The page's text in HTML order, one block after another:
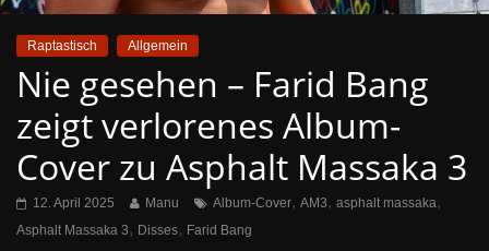
Raptastisch Allgemein
Nie gesehen – Farid Bang
zeigt verlorenes Album-
Cover zu Asphalt Massaka 3
12. April 2025 Manu Album-Cover, AM3, asphalt massaka,
Asphalt Massaka 3, Disses, Farid Bang